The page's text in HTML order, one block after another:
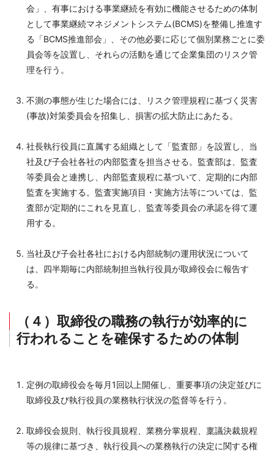
会」、有事における事業継続を有効に機能させるための体制
として事業継続マネジメントシステム(BCMS)を整備し推進す
る「BCMS推進部会」、その他必要に応じて個別業務ごとに委
員会等を設置し、それらの活動を通じて企業集団のリスク管
理を行う。
不測の事態が生じた場合には、リスク管理規程に基づく災害
(事故)対策委員会を招集し、損害の拡大防止にあたる。
社長執行役員に直属する組織として「監査部」を設置し、当
社及び子会社各社の内部監査を担当させる。監査部は、監査
等委員会と連携し、内部監査規程に基づいて、定期的に内部
監査を実施する。監査実施項目・実施方法等については、監
査部が定期的にこれを見直し、監査等委員会の承認を得て運
用する。
当社及び子会社各社における内部統制の運用状況について
は、四半期毎に内部統制担当執行役員が取締役会に報告す
る。
（４）取締役の職務の執行が効率的に
行われることを確保するための体制
定例の取締役会を毎月1回以上開催し、重要事項の決定並びに
取締役及び執行役員の業務執行状況の監督等を行う。
取締役会規則、執行役員規程、業務分掌規程、稟議決裁規程
等の規律に基づき、執行役員への業務執行の決定に関する権